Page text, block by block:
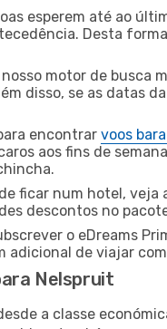
esperem até ao
Desta
nosso motor de busca
disso, se as datas
encontrar voos
aos fins de
ficar num hotel, veja
descontos no
o eDreams
de viajar
Nelspruit
a classe